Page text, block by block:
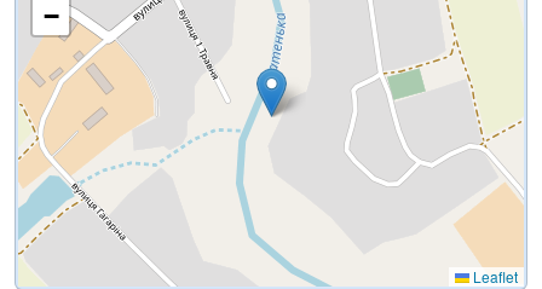
−
Leaflet